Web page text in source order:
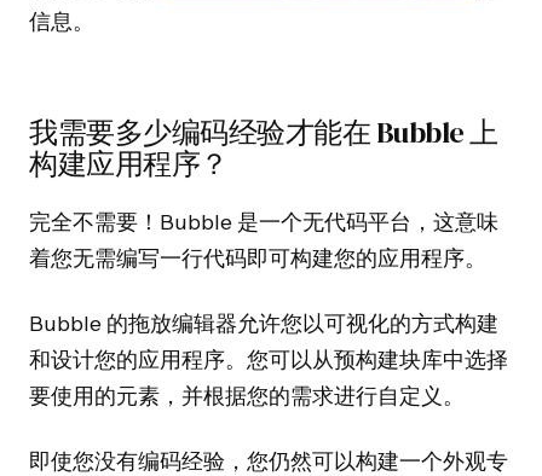
信息。
我需要多少编码经验才能在 Bubble 上
构建应用程序？
完全不需要！Bubble 是一个无代码平台，这意味
着您无需编写一行代码即可构建您的应用程序。
Bubble 的拖放编辑器允许您以可视化的方式构建
和设计您的应用程序。您可以从预构建块库中选择
要使用的元素，并根据您的需求进行自定义。
即使您没有编码经验，您仍然可以构建一个外观专